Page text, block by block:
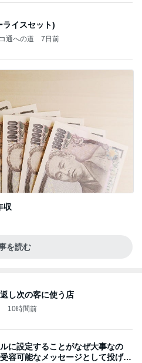
ライスセット)
通への道 7日前
収
を読む
し次の客に使う店
10時間前
に設定することがなぜ大事なの
容可能なメッセージとして投げる